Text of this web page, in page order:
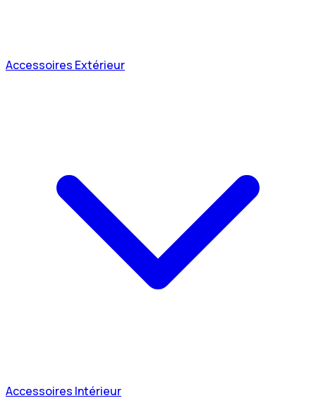
Accessoires Extérieur
Accessoires Intérieur